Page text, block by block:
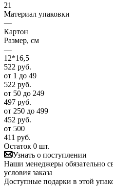
21
Материал упаковки
—
Картон
Размер, см
—
12*16,5
522 руб.
от 1 до 49
522 руб.
от 50 до 249
497 руб.
от 250 до 499
452 руб.
от 500
411 руб.
Остаток 0 шт.
Узнать о поступлении
Наши менеджеры обязательно
условия заказа
Доступные подарки в этой